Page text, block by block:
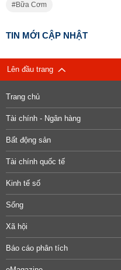
Bữa Cơm
TIN MỚI CẬP NHẬT
Lên đầu trang
Trang chủ
Tài chính - Ngân hàng
Bất động sản
Tài chính quốc tế
Kinh tế số
Sống
Xã hội
Báo cáo phân tích